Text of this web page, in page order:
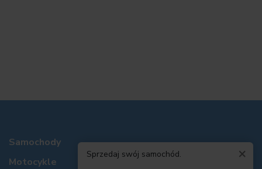
Samochody
Motocykle
×
Sprzedaj swój samochód.